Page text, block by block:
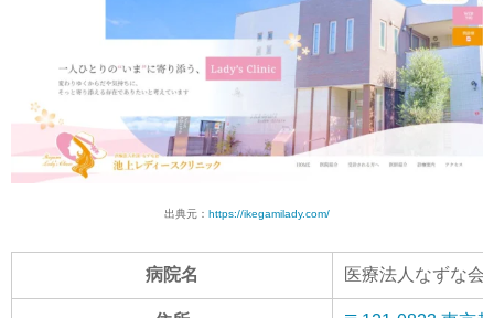
出典元： https://ikegamilady.com/
病院名 医療法人なずな会